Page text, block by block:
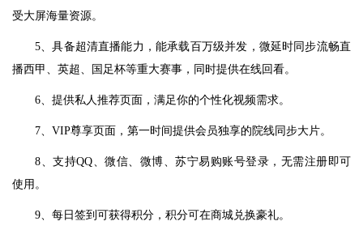
受大屏海量资源。
5、具备超清直播能力，能承载百万级并发，微延时同步流畅直
播西甲、英超、国足杯等重大赛事，同时提供在线回看。
6、提供私人推荐页面，满足你的个性化视频需求。
7、VIP尊享页面，第一时间提供会员独享的院线同步大片。
8、支持QQ、微信、微博、苏宁易购账号登录，无需注册即可
使用。
9、每日签到可获得积分，积分可在商城兑换豪礼。